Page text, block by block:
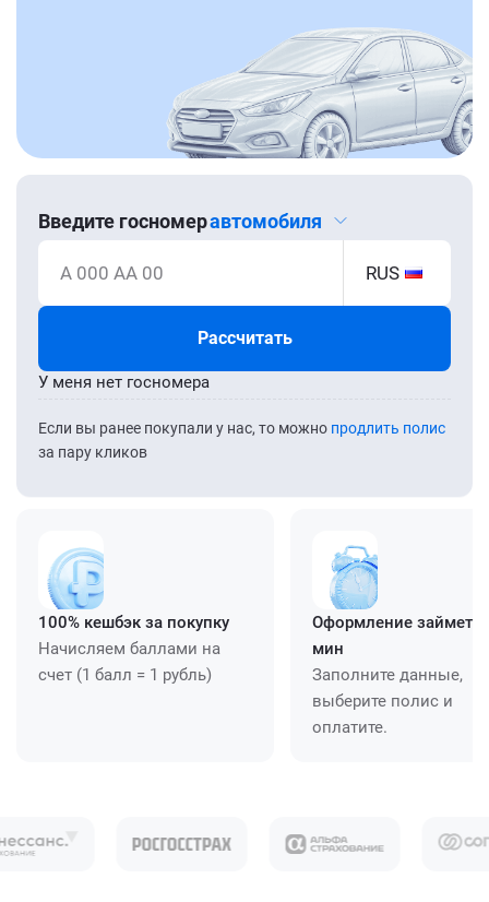
Введите госномеравтомобиля
А 000 АА 00 RUS
Рассчитать
Если вы ранее покупали у нас, то можно продлить полис
за пару кликов
У меня нет госномера
100% кешбэк за покупку
Начисляем баллами на
счет (1 балл = 1 рубль)
Оформление займет
мин
Заполните данные,
выберите полис и
оплатите.